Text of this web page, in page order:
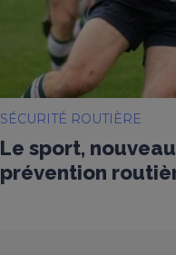
SÉCURITÉ ROUTIÈRE
Le sport,
prévention